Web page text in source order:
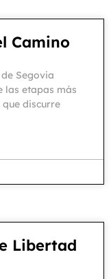
Camino
Segovia
las etapas más
discurre
Libertad